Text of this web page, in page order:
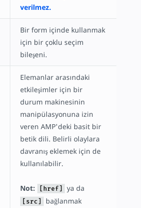
verilmez.
Bir form içinde kullanmak
için bir çoklu seçim
bileşeni.
Elemanlar arasındaki
etkileşimler için bir
durum makinesinin
manipülasyonuna izin
veren AMP'deki basit bir
betik dili. Belirli olaylara
davranış eklemek için de
kullanılabilir.
Not: [href] ya da
[src]
bağlanmak